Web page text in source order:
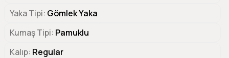
Yaka Tipi Gömlek Yaka
Kumaş Tipi Pamuklu
Kalıp Regular